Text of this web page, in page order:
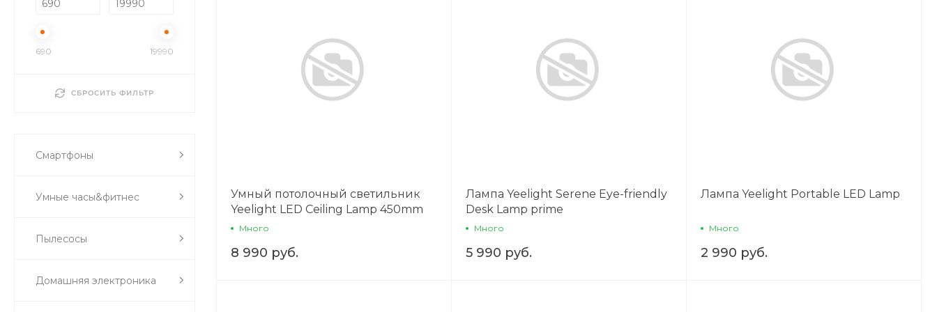
График платежей
Добавляйте товары
690 19990
СБРОСИТЬ ФИЛЬТР
Смартфоны
Умные часы&фитнес
Пылесосы
Домашняя электроника
Умный потолочный светильник
Yeelight LED Ceiling Lamp 450mm
White/Galaxy
Много
8 990 руб.
Лампа Yeelight Serene Eye-friendly
Desk Lamp prime
Много
5 990 руб.
Лампа Yeelight Portable LED Lamp
Много
2 990 руб.